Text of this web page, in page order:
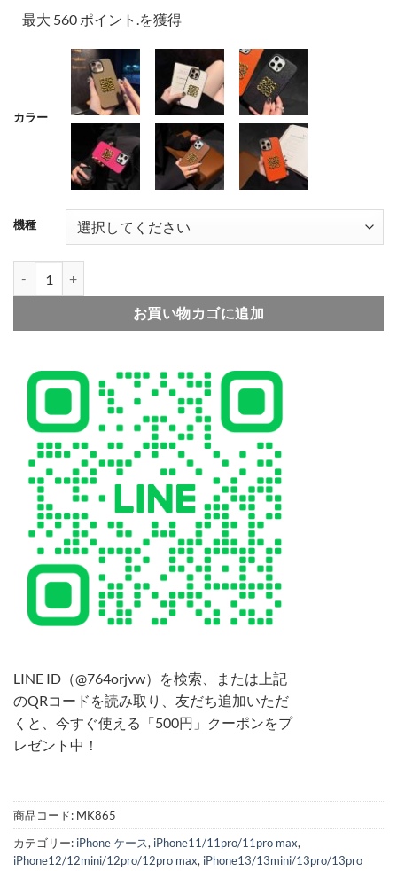
最大 560 ポイント.を獲得
カラー
001 002 003
004 005
機種
お買い物カゴに追加
LINE ID（@764orjvw）を検索、または上記
のQRコードを読み取り、友だち追加いただ
くと、今すぐ使える「500円」クーポンをプ
レゼント中！
商品コード: MK865
カテゴリー: iPhone ケース, iPhone11/11pro/11pro max,
iPhone12/12mini/12pro/12pro max, iPhone13/13mini/13pro/13pro